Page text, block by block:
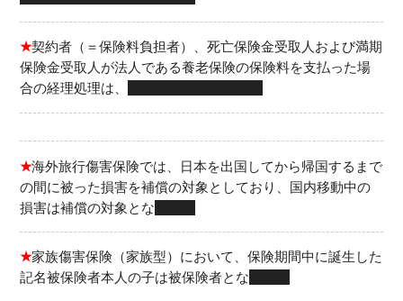
★契約者（＝保険料負担者）、死亡保険金受取人および満期
保険金受取人が法人である養老保険の保険料を支払った場
合の経理処理は、
★海外旅行傷害保険では、日本を出国してから帰国するまで
の間に被った損害を補償の対象としており、国内移動中の
損害は補償の対象とな
★家族傷害保険（家族型）において、保険期間中に誕生した
記名被保険者本人の子は被保険者とな